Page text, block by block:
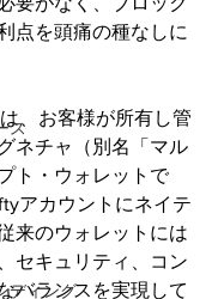
ス
ディング
点を頭痛の種なしに
、お客様が所有し管
ネチャ（別名「マル
ト・ウォレットで
アカウントにネイテ
来のウォレットには
セキュリティ、コン
バランスを実現して